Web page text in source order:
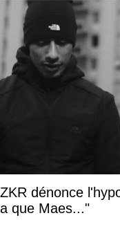
ZKR dénonce
a que Maes..."